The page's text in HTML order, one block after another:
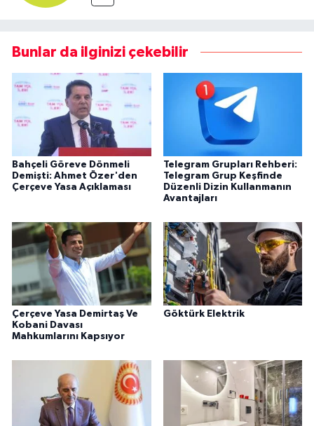
Bunlar da ilginizi çekebilir
Bahçeli Göreve Dönmeli
Demişti: Ahmet Özer'den
Çerçeve Yasa Açıklaması
Telegram Grupları Rehberi:
Telegram Grup Keşfinde
Düzenli Dizin Kullanmanın
Avantajları
Çerçeve Yasa Demirtaş Ve
Kobani Davası
Mahkumlarını Kapsıyor
Göktürk Elektrik